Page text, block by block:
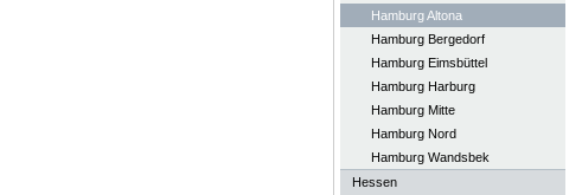
Hamburg Altona
Hamburg Bergedorf
Hamburg Eimsbüttel
Hamburg Harburg
Hamburg Mitte
Hamburg Nord
Hamburg Wandsbek
Hessen